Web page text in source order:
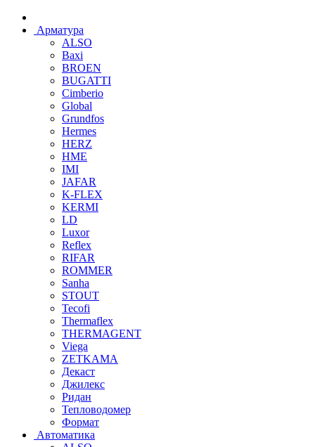
Арматура
ALSO
Baxi
BROEN
BUGATTI
Cimberio
Global
Grundfos
Hermes
HERZ
HME
IMI
JAFAR
K-FLEX
KERMI
LD
Luxor
Reflex
RIFAR
ROMMER
Sanha
STOUT
Tecofi
Thermaflex
THERMAGENT
Viega
ZETKAMA
Декаст
Джилекс
Ридан
Тепловодомер
Формат
Автоматика